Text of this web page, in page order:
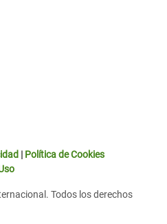
| Política de Cookies
Todos los derechos